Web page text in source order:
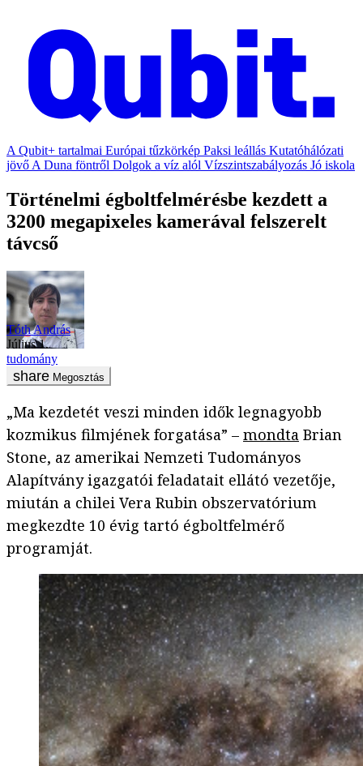
A Qubit+ tartalmai Európai tűzkörkép Paksi leállás Kutatóhálózati
jövő A Duna föntről Dolgok a víz alól Vízszintszabályozás Jó iskola
Történelmi égboltfelmérésbe kezdett a
3200 megapixeles kamerával felszerelt
távcső
Tóth András
július 1.
tudomány
Megosztás
„Ma kezdetét veszi minden idők legnagyobb
kozmikus filmjének forgatása” – mondta Brian
Stone, az amerikai Nemzeti Tudományos
Alapítvány igazgatói feladatait ellátó vezetője,
miután a chilei Vera Rubin obszervatórium
megkezdte 10 évig tartó égboltfelmérő
programját.